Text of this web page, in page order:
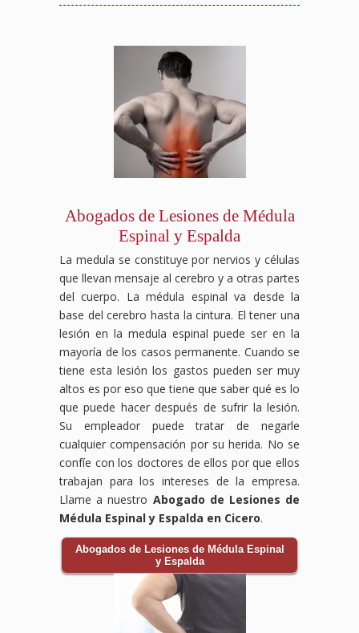
Abogados de Lesiones de Médula
Espinal y Espalda
La medula se constituye por nervios y células
que llevan mensaje al cerebro y a otras partes
del cuerpo. La médula espinal va desde la
base del cerebro hasta la cintura. El tener una
lesión en la medula espinal puede ser en la
mayoría de los casos permanente. Cuando se
tiene esta lesión los gastos pueden ser muy
altos es por eso que tiene que saber qué es lo
que puede hacer después de sufrir la lesión.
Su empleador puede tratar de negarle
cualquier compensación por su herida. No se
confíe con los doctores de ellos por que ellos
trabajan para los intereses de la empresa.
Llame a nuestro Abogado de Lesiones de
Médula Espinal y Espalda en Cicero.
Abogados de Lesiones de Médula Espinal
y Espalda